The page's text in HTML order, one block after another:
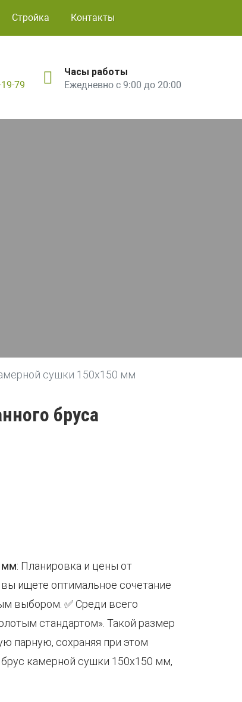
Стройка Контакты
79
Часы работы
Ежедневно с 9:00 до 20:00
сушки 150х150 мм
бруса
мм: Планировка и цены от
ищете оптимальное сочетание
выбором. ✅ Среди всего
стандартом». Такой размер
парную, сохраняя при этом
камерной сушки 150х150 мм,